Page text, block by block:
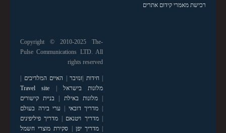
רכישת מאמרי קידום אתרים
Copyright © 2010-2025 The-
Pulse Communications LTD. All
rights reserved
|חידות זנזיבר האיים המלדיבים
מלונות בישראל
Travel site
|מלונות באילת
בניית קישורים
מדריך דובאי
ערי בירה בעולם
|מדריך ויטנאם
מדריך פיליפינים
|מדריך יפן
סקירת מוצרי חשמל